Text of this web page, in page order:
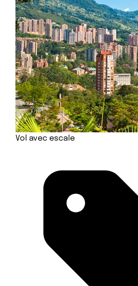
Vol avec escale